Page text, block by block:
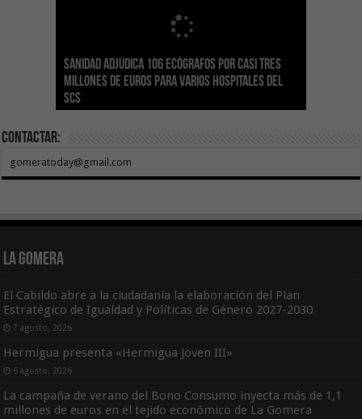
Sanidad adjudica 106 ecógrafos por casi tres
millones de euros para varios hospitales del
SCS
Gesplan logra la máxima puntuación en el
Índice de Transparencia de Canarias por cuarto
año consecutivo
El Gobierno canario concede ayudas del
POSEICAN-Pesca al sector por valor de 7,09 M€
tras aumentar las cuantías
Transición Ecológica coordina con Ashotel su
adhesión a la Red de Refugios Climáticos de
Canarias
Visocan incorpora 170 pisos a su parque de
vivienda protegida en régimen de alquiler
asequible de Tenerife
Sanidad refuerza la capacidad diagnóstica de
los centros de salud con el impulso de la
ecografía clínica
Contactar:
gomeratoday@gmail.com
La Gomera
El Cabildo abre a la ciudadanía la elaboración del Plan
Estratégico de Igualdad y Políticas de Género 2027-2030
7 agosto, 2026
Hermigua presenta «Hermigua Joven III»
6 agosto, 2026
La campaña de verano del Bono Consumo inyecta más de 1,1
millones de euros en el tejido económico de La Gomera